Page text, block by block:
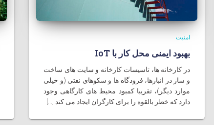
امنیت
بهبود ایمنی محل کار با IoT
در کارخانه ها، تاسیسات کارخانه و سایت های ساخت
و ساز در انبارها، فرودگاه ها و سکوهای نفتی (و خیلی
موارد دیگر)، تقریبا کمبود محیط های کارگاهی وجود
دارد که خطر بالقوه را برای کارگران ایجاد می کند [...]